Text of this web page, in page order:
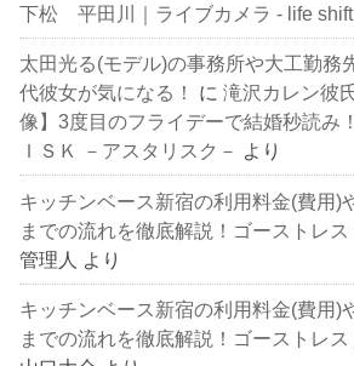
下松 平田川｜ライブカメラ - life
太田光る(モデル)の事務所や大工勤務
代彼女が気になる！
に滝沢カレン彼
像】3度目のフライデーで結婚秒読み
ＩＳＫ －アスタリスク－ より
キッチンベース新宿の利用料金(費用)
までの流れを徹底解説！ゴーストレス
管理人 より
キッチンベース新宿の利用料金(費用)
までの流れを徹底解説！ゴーストレス